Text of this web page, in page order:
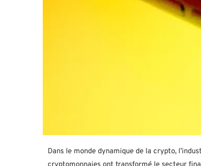
Dans le monde dynamique de la crypto,